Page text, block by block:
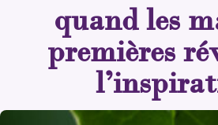
quand les
premières